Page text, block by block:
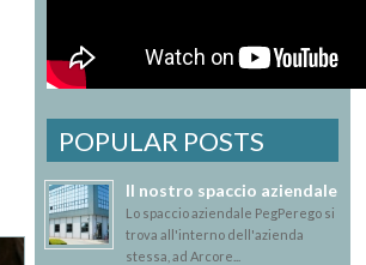
POPULAR POSTS
Il nostro spaccio aziendale
Lo spaccio aziendale PegPerego si
trova all'interno dell'azienda
stessa, ad Arcore...